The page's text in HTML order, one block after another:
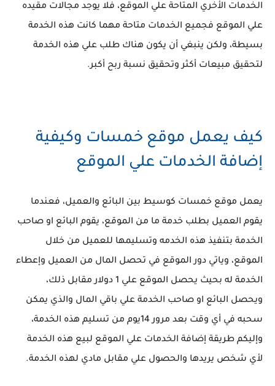
الخدمات الأخري المتاحة علي الموقع، فلا يوجد مجالات مقيده
علي الموقع فجميع الخدمات متاحة مهما كانت هذه الخدمة
بسيطة، ولكن ينبغي أن يكون هناك طلب علي هذه الخدمة
لتحقيق مبيعات أكثر وتحقيق نسبة ربح أكبر.
كيف يعمل موقع خمسات وكيفية
إضافة الخدمات علي الموقع
يعمل موقع خمسات كوسيط بين البائع والعميل، فعندما
يقوم العميل بطلب خدمة ما من الموقع، يقوم البائع او صاحب
الخدمة بتنفيذ هذه الخدمه وتسليمها للعميل من خلال
الموقع، وياتي دور الموقع في تحصل المال من العميل وإعطاء
الخدمة له بحيث يحصل الموقع علي 1 دولار مقابل ذلك،
ويحصل البائع او صاحب الخدمة علي باقي المال والذي يمكن
سحبه في أي وقت بعد مرور 14يوم من تسليم هذه الخدمة،
وإليكم طريقة إضافة الخدمات علي الموقع لبيع هذه الخدمة
لأي شخص يريدها والحصول علي مقابل مادي لهذه الخدمة.